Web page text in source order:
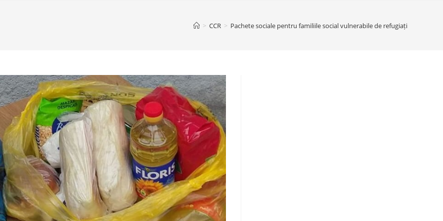
> CCR > Pachete sociale pentru familiile social vulnerabile de refugiați